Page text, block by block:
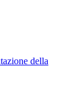
della